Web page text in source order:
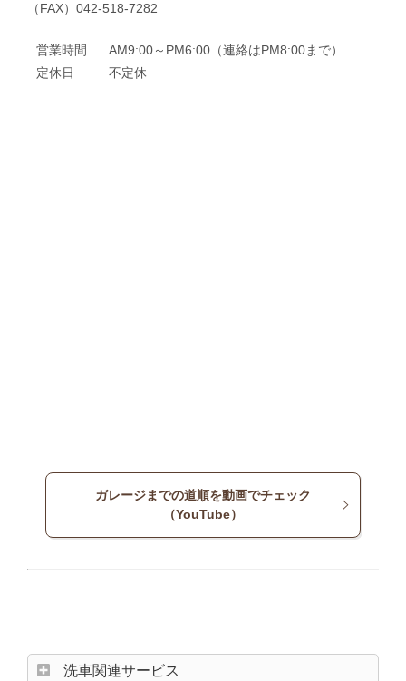
（FAX）042-518-7282
営業時間
AM9:00～PM6:00（連絡はPM8:00まで）
定休日
不定休
ガレージまでの道順を動画でチェック
（YouTube）
洗車関連サービス